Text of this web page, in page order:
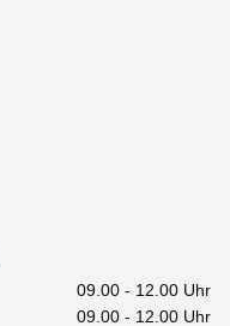
09.00 - 12.00 Uhr
09.00 - 12.00 Uhr